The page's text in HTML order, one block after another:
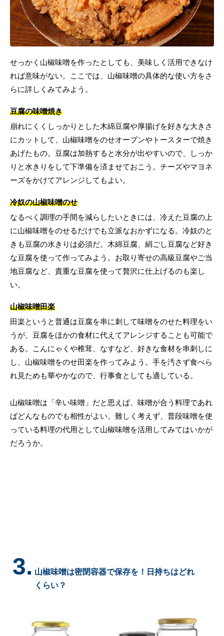
せっかく山椒味噌を作ったとしても、美味しく活用できなけ
れば意味がない。ここでは、山椒味噌の具体的な使い方をさ
らに詳しくみてみよう。
豆腐の味噌焼き
崩れにくくしっかりとした木綿豆腐や厚揚げを好きな大きさ
にカットして、山椒味噌をのせオーブンやトースターで焼き
あげたもの。豆腐は加熱すると水分が出やすいので、しっか
りと水きりをして下準備を済ませておこう。チーズやマヨネ
ーズをかけてアレンジしてもよい。
冷奴の山椒味噌のせ
なるべく調理の手間を減らしたいときには、冷えた豆腐の上
に山椒味噌をのせるだけでも立派なおかずになる。冷奴のと
きも豆腐の水きりは必須だ。木綿豆腐、絹ごし豆腐など好き
な豆腐を使って作ってみよう。お取り寄せの高級豆腐やご当
地豆腐など、貴重な豆腐を使って贅沢に仕上げるのも楽し
い。
山椒味噌田楽
田楽というと普通は豆腐を串に刺して味噌をのせた料理をい
うが、豆腐をほかの食材に代えてアレンジすることも可能で
ある。こんにゃくや椎茸、なすなど、好きな食材を串刺しに
し、山椒味噌をのせ田楽を作ってみよう。手を汚さず食べら
れ見ためも華やかなので、行事食としても適している。
山椒味噌は「辛い味噌」だと思えば、味噌が合う料理であれ
ばどんなものでも相性がよい。難しく考えず、普段味噌を使
っている料理の代用として山椒味噌を活用してみてはいかが
だろうか。
3. 山椒味噌は密閉容器で保存を！日持ちはどれ
くらい？